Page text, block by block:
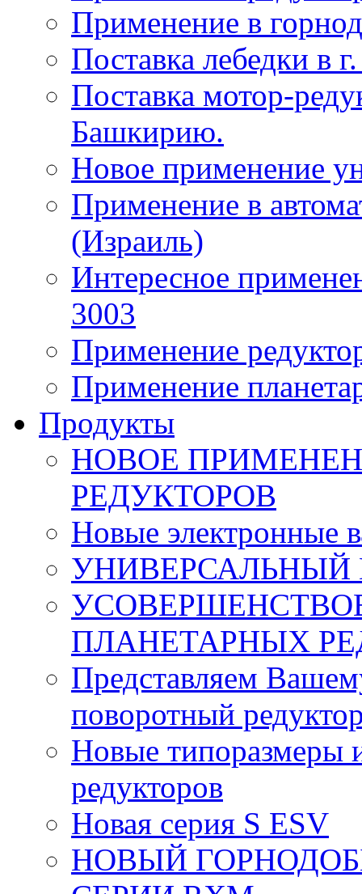
Применение в
Поставка лебедки в
Поставка мотор-
Башкирию.
Новое применение
Применение в
(Израиль)
Интересное
3003
Применение
Применение
Продукты
НОВОЕ
РЕДУКТОРОВ
Новые электронные
УНИВЕРСАЛЬНЫЙ
ПЛАНЕТАРНЫХ
Представляем
поворотный
Новые типоразмеры
редукторов
Новая серия S ESV
НОВЫЙ